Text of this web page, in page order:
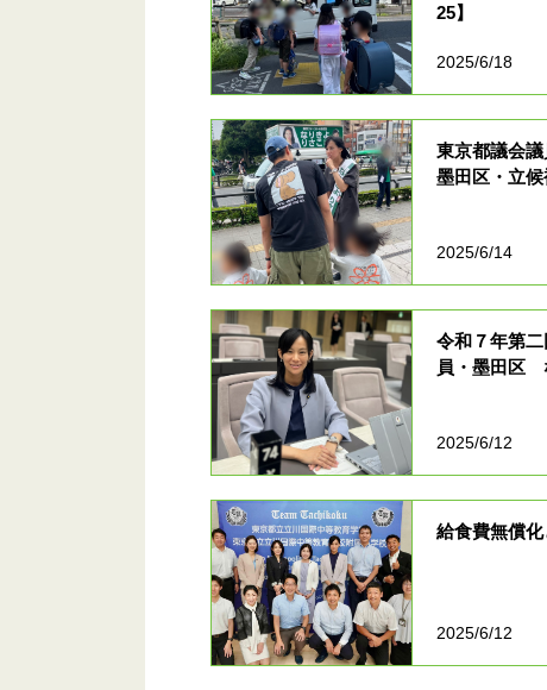
25】
2025/6/18
東京都議会議
墨田区・立候
2025/6/14
令和７年第
員・墨田区
2025/6/12
給食費無償
2025/6/12